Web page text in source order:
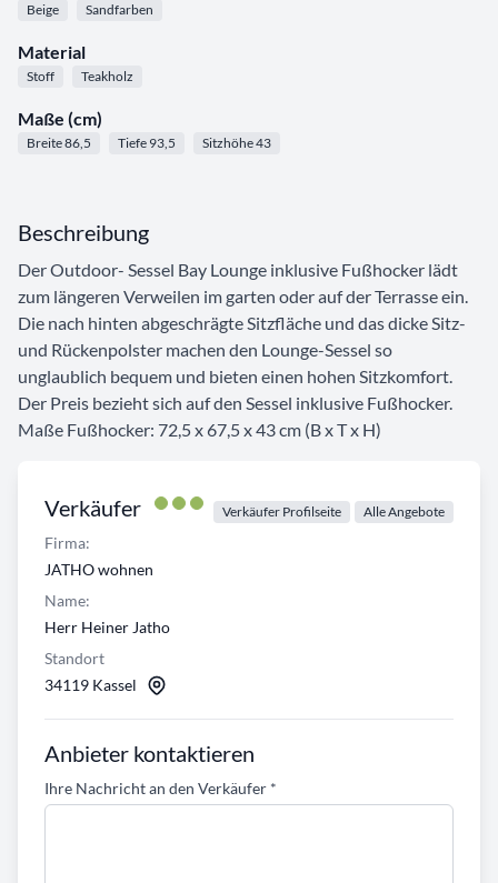
Beige Sandfarben
Material
Stoff Teakholz
Maße (cm)
Breite 86,5 Tiefe 93,5 Sitzhöhe 43
Verkäufer Verkäufer Profilseite Alle Angebote
Firma:
JATHO wohnen
Name:
Herr Heiner Jatho
Standort
34119 Kassel
Anbieter kontaktieren
Ihre Nachricht an den Verkäufer *
Beschreibung
Der Outdoor- Sessel Bay Lounge inklusive Fußhocker lädt
zum längeren Verweilen im garten oder auf der Terrasse ein.
Die nach hinten abgeschrägte Sitzfläche und das dicke Sitz-
und Rückenpolster machen den Lounge-Sessel so
unglaublich bequem und bieten einen hohen Sitzkomfort.
Der Preis bezieht sich auf den Sessel inklusive Fußhocker.
Maße Fußhocker: 72,5 x 67,5 x 43 cm (B x T x H)